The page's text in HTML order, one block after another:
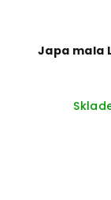
Japa mala